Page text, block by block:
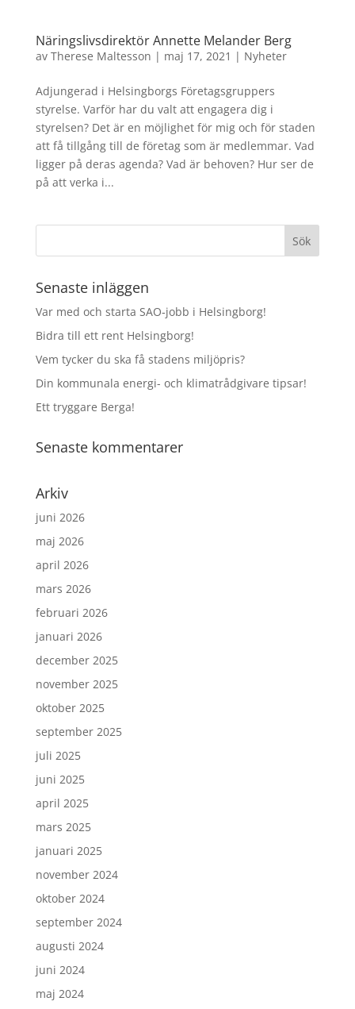
Näringslivsdirektör Annette Melander Berg
av Therese Maltesson | maj 17, 2021 | Nyheter
Adjungerad i Helsingborgs Företagsgruppers
styrelse. Varför har du valt att engagera dig i
styrelsen? Det är en möjlighet för mig och för staden
att få tillgång till de företag som är medlemmar. Vad
ligger på deras agenda? Vad är behoven? Hur ser de
på att verka i...
Senaste inläggen
Var med och starta SAO‑jobb i Helsingborg!
Bidra till ett rent Helsingborg!
Vem tycker du ska få stadens miljöpris?
Din kommunala energi- och klimatrådgivare tipsar!
Ett tryggare Berga!
Senaste kommentarer
Arkiv
juni 2026
maj 2026
april 2026
mars 2026
februari 2026
januari 2026
december 2025
november 2025
oktober 2025
september 2025
juli 2025
juni 2025
april 2025
mars 2025
januari 2025
november 2024
oktober 2024
september 2024
augusti 2024
juni 2024
maj 2024